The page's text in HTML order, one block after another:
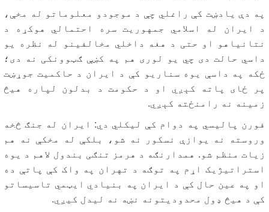
په دې یادښت کې راغلي چې د موجودو معلوماتو له مخې،
د ایران له اسلامي جمهوریت سره احتمالي هوکړه د
نتانیاهو او حتی د هغه داخلي مخالفینو له نظره یو
داسي حالت دی چي یو لوری هم په کښې ګټوونکی نه دی؛
ځکه په داسې یوه سناریو کې د ایران د حاکمیت جوړښت
پر ځای پاته کېږي او د حکومت د بدلون لپاره هیڅ
زمینه نه رامنځته کېږي.
فورن پالیسي په دوام کې لیکلي دي: ایران له جنګ څخه
وروسته نه یوازې نسکور نه شو، بلکې له مخکې نه هم
زیات منظم شو. همدارنګه د هرمز تنګی بندول لاهم د یوه
استراتیژیک اړم په توګه د تهران په واک کې پاتې ده
او په عین حال کې د ایران په بنیادي ایټمي تاسیساتو
کې د هیڅ ډول محدودیتونه نښه نه لیدل کیږي.